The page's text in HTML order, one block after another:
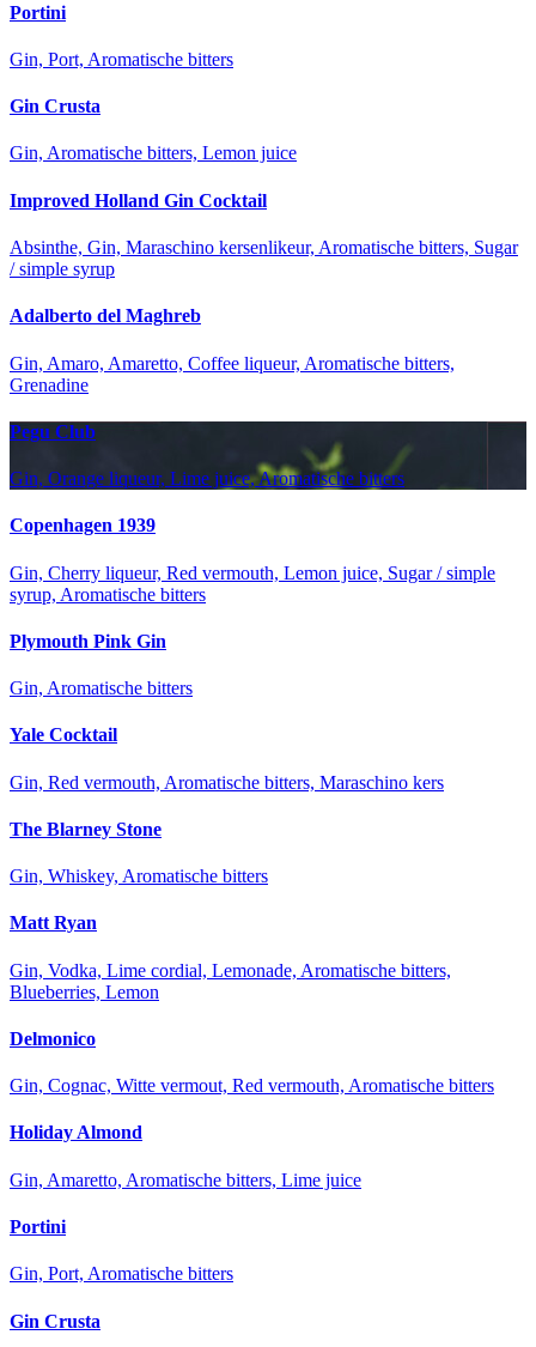
Portini
Gin, Port, Aromatische bitters
Gin Crusta
Gin, Aromatische bitters, Lemon juice
Improved Holland Gin Cocktail
Absinthe, Gin, Maraschino kersenlikeur, Aromatische bitters, Sugar
/ simple syrup
Adalberto del Maghreb
Gin, Amaro, Amaretto, Coffee liqueur, Aromatische bitters,
Grenadine
Pegu Club
Gin, Orange liqueur, Lime juice, Aromatische bitters
Copenhagen 1939
Gin, Cherry liqueur, Red vermouth, Lemon juice, Sugar / simple
syrup, Aromatische bitters
Plymouth Pink Gin
Gin, Aromatische bitters
Yale Cocktail
Gin, Red vermouth, Aromatische bitters, Maraschino kers
The Blarney Stone
Gin, Whiskey, Aromatische bitters
Matt Ryan
Gin, Vodka, Lime cordial, Lemonade, Aromatische bitters,
Blueberries, Lemon
Delmonico
Gin, Cognac, Witte vermout, Red vermouth, Aromatische bitters
Holiday Almond
Gin, Amaretto, Aromatische bitters, Lime juice
Portini
Gin, Port, Aromatische bitters
Gin Crusta